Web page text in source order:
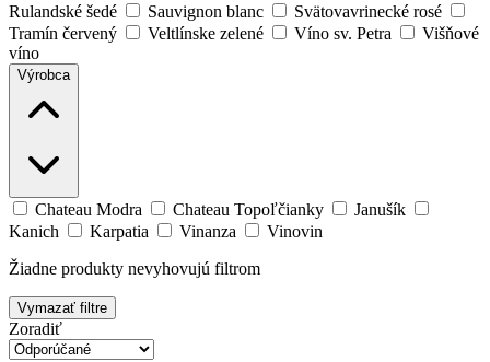
Rulandské šedé
Sauvignon blanc
Svätovavrinecké rosé
Tramín červený
Veltlínske zelené Víno sv. Petra
Višňové
víno
Výrobca
Chateau Modra Chateau Topoľčianky
Janušík
Kanich
Karpatia Vinanza
Vinovin
Žiadne produkty nevyhovujú filtrom
Vymazať filtre
Zoradiť